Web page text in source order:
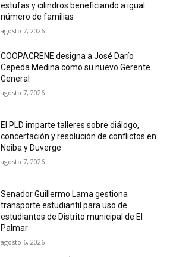
estufas y cilindros beneficiando a igual
número de familias
agosto 7, 2026
COOPACRENE designa a José Darío
Cepeda Medina como su nuevo Gerente
General
agosto 7, 2026
El PLD imparte talleres sobre diálogo,
concertación y resolución de conflictos en
Neiba y Duverge
agosto 7, 2026
Senador Guillermo Lama gestiona
transporte estudiantil para uso de
estudiantes de Distrito municipal de El
Palmar
agosto 6, 2026